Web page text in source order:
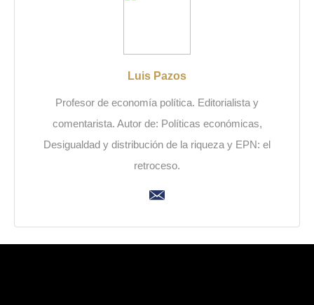
Luis Pazos
Profesor de economía política. Editorialista y
comentarista. Autor de: Políticas económicas,
Desigualdad y distribución de la riqueza y EPN: el
retroceso.